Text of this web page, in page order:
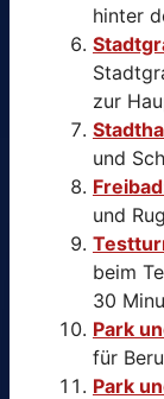
hinter
zur
und
und
beim
30
Park
für
Park